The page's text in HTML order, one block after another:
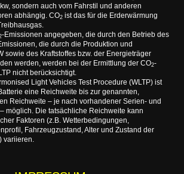
sondern auch vom Fahrstil und anderen
abhängig. CO2ist das für die Erderwärmung
-Emissionen angegeben, die durch den Betrieb des
die durch die Produktion und
sowie des Kraftstoffes bzw. der Energieträger
werden, werden bei der Ermittlung der CO2-
nicht berücksichtigt.
Light Vehicles Test Procedure (WLTP) ist
eine Reichweite bis zur genannten,
Reichweite – je nach vorhandener Serien- und
möglich. Die tatsächliche Reichweite kann
Faktoren (z.B. Wetterbedingungen,
Fahrzeugzustand, Alter und Zustand der
variieren.